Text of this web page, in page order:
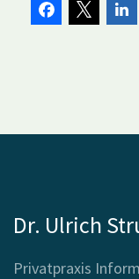
Dr. Ulrich
Privatpraxis